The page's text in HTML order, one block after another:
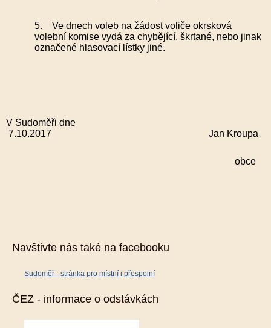
5. Ve dnech voleb na žádost voliče okrsková
volební komise vydá za chybějící, škrtané, nebo jinak
označené hlasovací lístky jiné.
V Sudoměři dne
7.10.2017 Jan Kroupa
obce
Navštivte nás také na facebooku
Sudoměř - stránka pro místní i přespolní
ČEZ - informace o odstávkách